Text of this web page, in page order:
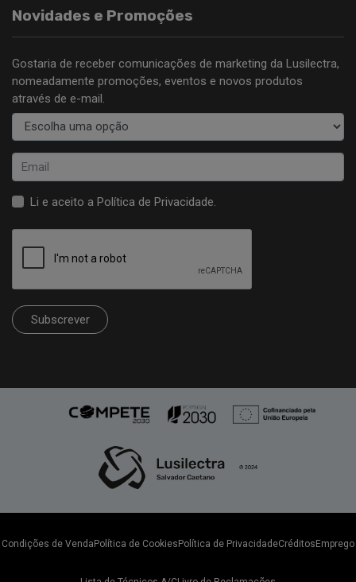
Novidades e Promoções
Gostaria de receber comunicações de marketing da Lusilectra,
nomeadamente promoções, eventos e novos produtos
através de e-mail.
Li e aceito a Política de Privacidade
Subscrever
Condições de VendaPolítica de CookiesPolítica de PrivacidadeCréditosEmprego